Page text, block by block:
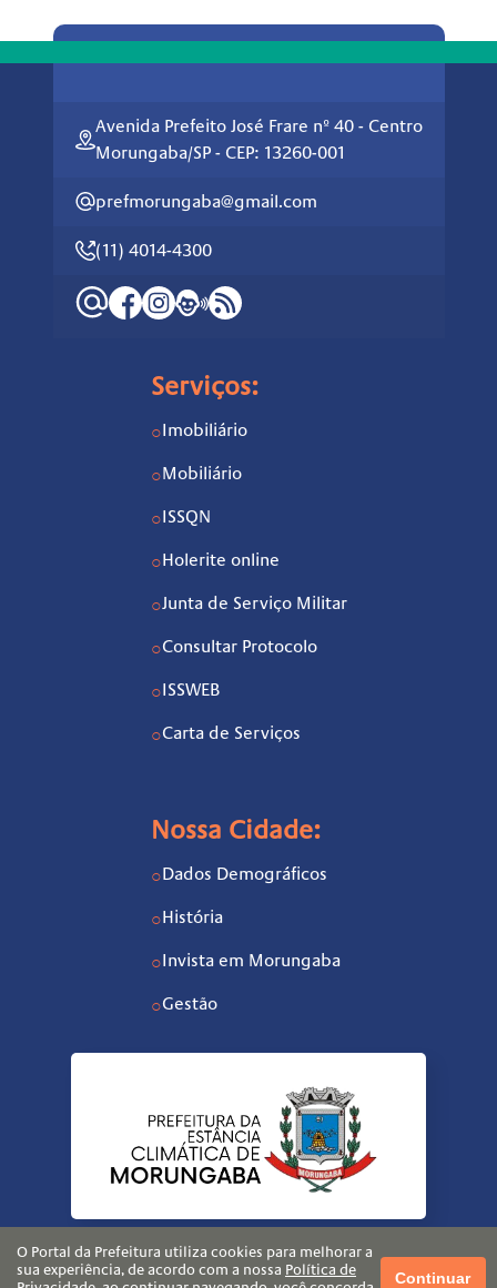
Avenida Prefeito José Frare nº 40 - Centro
Morungaba/SP - CEP: 13260-001
prefmorungaba@gmail.com
(11) 4014-4300
Serviços:
○ Imobiliário
○Mobiliário
○ ISSQN
○ Holerite online
○Junta de Serviço Militar
○Consultar Protocolo
○ ISSWEB
○Carta de Serviços
Nossa Cidade:
○ Dados Demográficos
○ História
○ Invista em Morungaba
○Gestão
O Portal da Prefeitura utiliza cookies para melhorar a
sua experiência, de acordo com a nossa Política de
Continuar